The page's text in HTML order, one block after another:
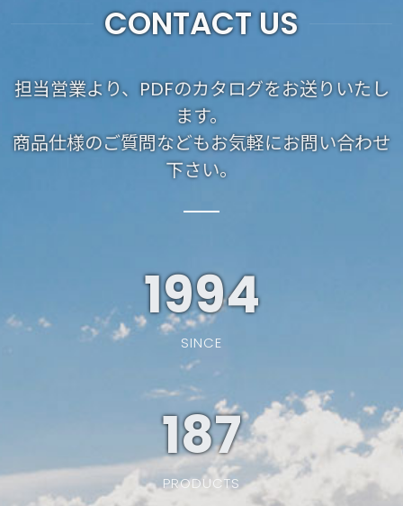
CONTACT US
担当営業より、PDFのカタログをお送りいたし
ます。
商品仕様のご質問などもお気軽にお問い合わせ
下さい。
1994
SINCE
187
PRODUCTS